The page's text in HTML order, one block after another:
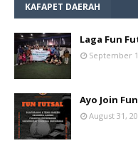
KAFAPET DAERAH
Laga Fun
September
Ayo Join
August 31,